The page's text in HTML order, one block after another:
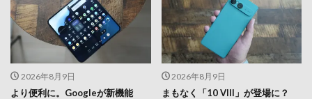
2026年8月9日
より便利に。Googleが新機能
2026年8月9日
まもなく「10 VIII」が登場に？